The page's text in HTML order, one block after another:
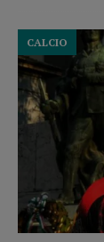
CALCIO